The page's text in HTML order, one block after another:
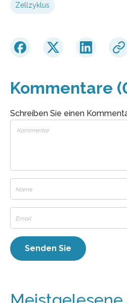
Zellzyklus
Kommentare
Schreiben Sie einen